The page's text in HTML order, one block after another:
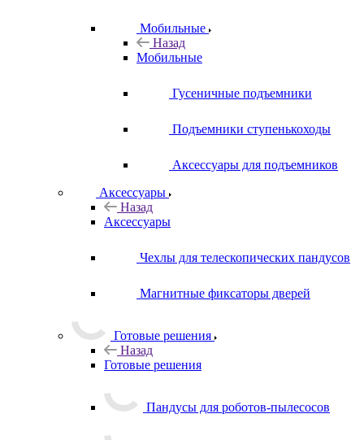
Мобильные
Назад
Мобильные
Гусеничные подъемники
Подъемники ступенькоходы
Аксессуары для подъемников
Аксессуары
Назад
Аксессуары
Чехлы для телескопических пандусов
Магнитные фиксаторы дверей
Готовые решения
Назад
Готовые решения
Пандусы для роботов-пылесосов